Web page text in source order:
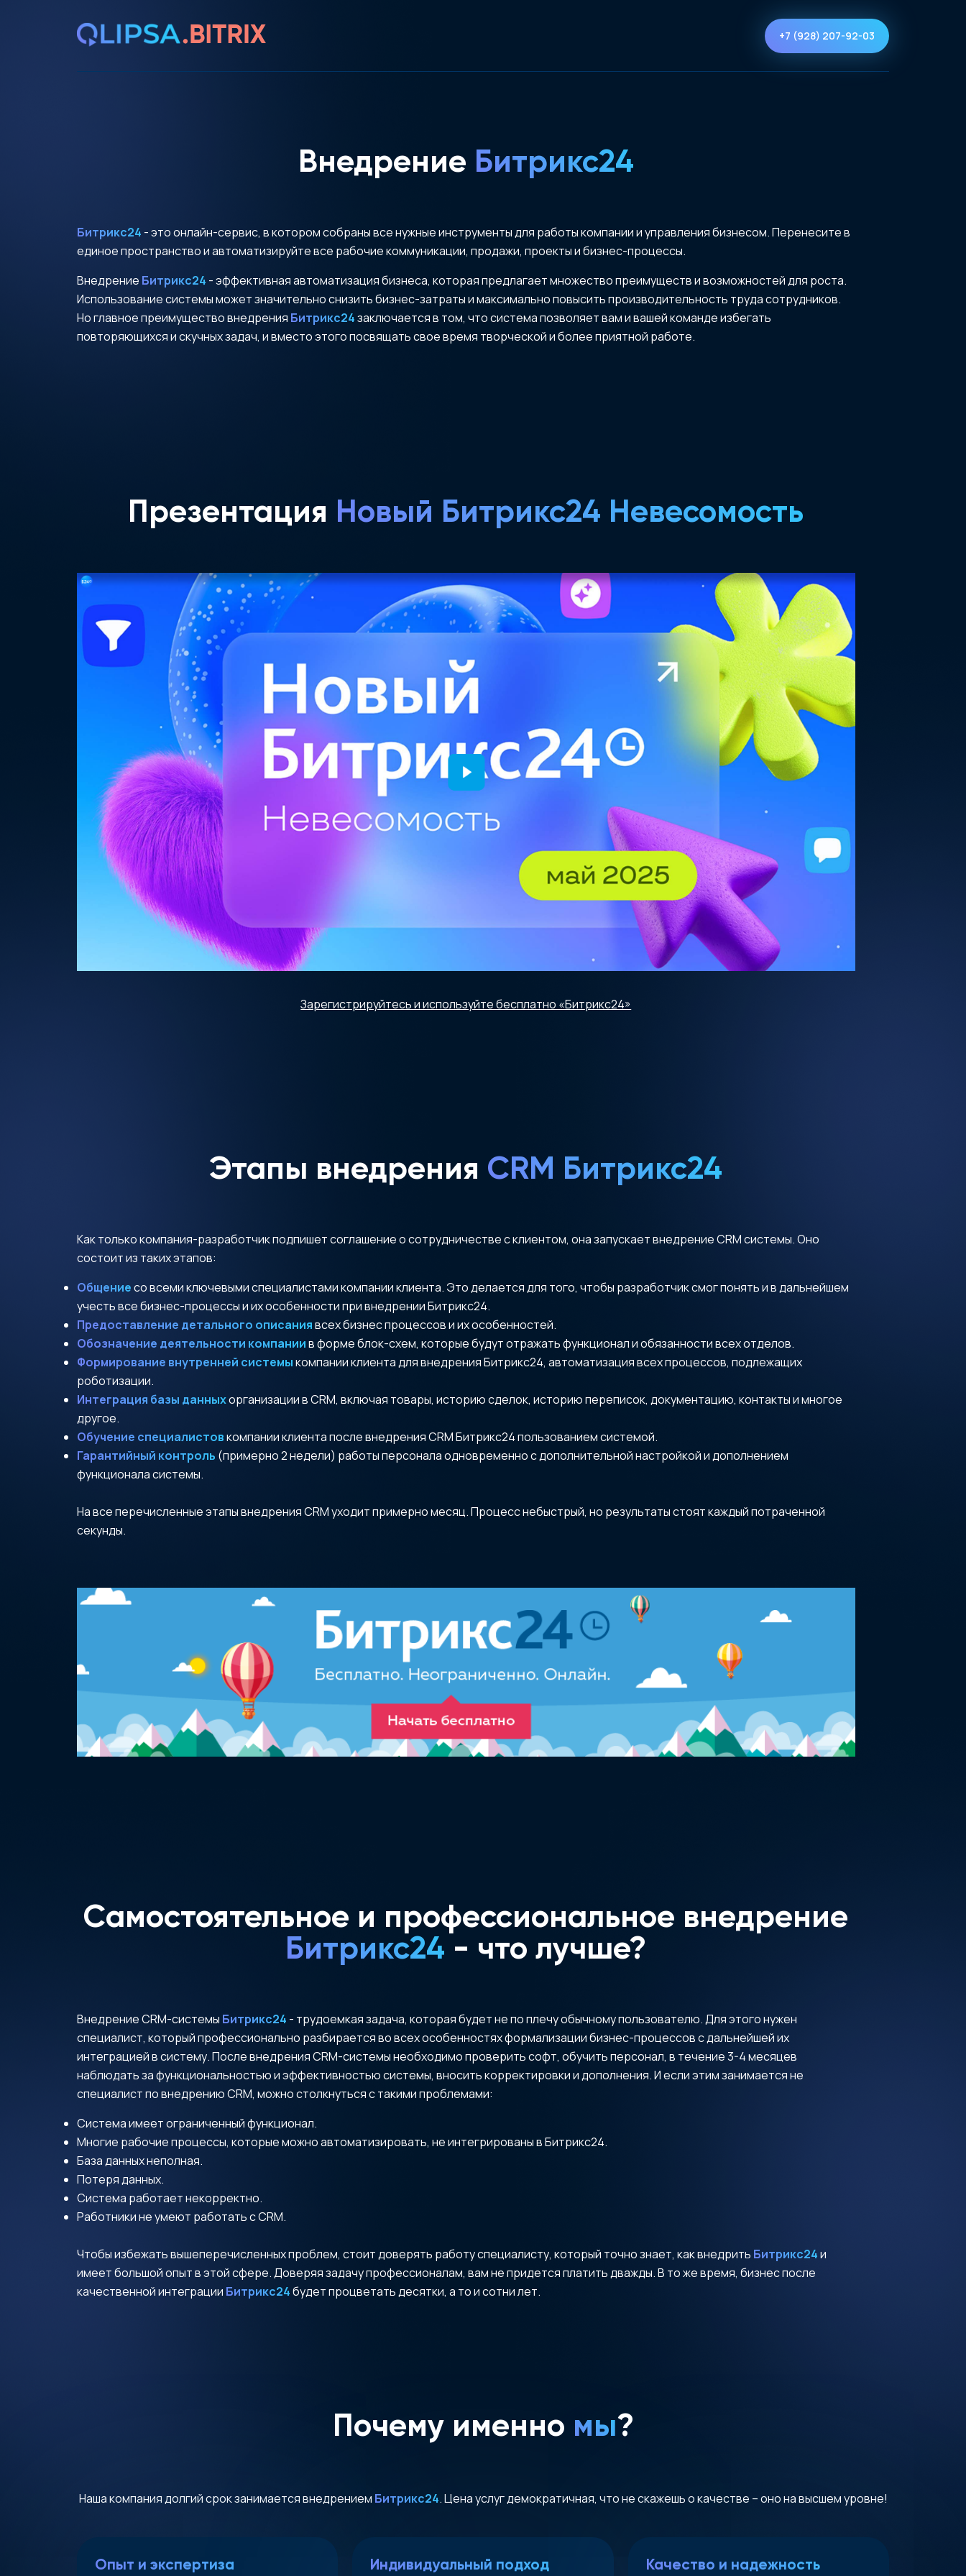
+7 (928) 207-92-03
Внедрение Битрикс24
Битрикс24 - это онлайн-сервис, в котором собраны все нужные инструменты для работы компании и управления бизнесом. Перенесите в
единое пространство и автоматизируйте все рабочие коммуникации, продажи, проекты и бизнес-процессы.
Внедрение Битрикс24 - эффективная автоматизация бизнеса, которая предлагает множество преимуществ и возможностей для роста.
Использование системы может значительно снизить бизнес-затраты и максимально повысить производительность труда сотрудников.
Но главное преимущество внедрения Битрикс24заключается в том, что система позволяет вам и вашей команде избегать
повторяющихся и скучных задач, и вместо этого посвящать свое время творческой и более приятной работе.
Презентация Новый Битрикс24 Невесомость
Зарегистрируйтесь и используйте бесплатно «Битрикс24»
Этапы внедрения CRM Битрикс24
Как только компания-разработчик подпишет соглашение о сотрудничестве с клиентом, она запускает внедрение CRM системы. Оно
состоит из таких этапов:
Общениесо всеми ключевыми специалистами компании клиента. Это делается для того, чтобы разработчик смог понять и в дальнейшем
учесть все бизнес-процессы и их особенности при внедрении Битрикс24.
Предоставление детального описаниявсех бизнес процессов и их особенностей.
Обозначение деятельности компаниив форме блок-схем, которые будут отражать функционал и обязанности всех отделов.
Формирование внутренней системыкомпании клиента для внедрения Битрикс24, автоматизация всех процессов, подлежащих
роботизации.
Интеграция базы данныхорганизации в CRM, включая товары, историю сделок, историю переписок, документацию, контакты и многое
другое.
Обучение специалистовкомпании клиента после внедрения CRM Битрикс24 пользованием системой.
Гарантийный контроль (примерно 2 недели) работы персонала одновременно с дополнительной настройкой и дополнением
функционала системы.
На все перечисленные этапы внедрения CRM уходит примерно месяц. Процесс небыстрый, но результаты стоят каждый потраченной
секунды.
Самостоятельное и профессиональное внедрение
Битрикс24 - что лучше?
Внедрение CRM-системы Битрикс24 - трудоемкая задача, которая будет не по плечу обычному пользователю. Для этого нужен
специалист, который профессионально разбирается во всех особенностях формализации бизнес-процессов с дальнейшей их
интеграцией в систему. После внедрения CRM-системы необходимо проверить софт, обучить персонал, в течение 3-4 месяцев
наблюдать за функциональностью и эффективностью системы, вносить корректировки и дополнения. И если этим занимается не
специалист по внедрению CRM, можно столкнуться с такими проблемами:
Система имеет ограниченный функционал.
Многие рабочие процессы, которые можно автоматизировать, не интегрированы в Битрикс24.
База данных неполная.
Потеря данных.
Система работает некорректно.
Работники не умеют работать с CRM.
Чтобы избежать вышеперечисленных проблем, стоит доверять работу специалисту, который точно знает, как внедрить Битрикс24и
имеет большой опыт в этой сфере. Доверяя задачу профессионалам, вам не придется платить дважды. В то же время, бизнес после
качественной интеграции Битрикс24будет процветать десятки, а то и сотни лет.
Почему именно мы?
Наша компания долгий срок занимается внедрением Битрикс24. Цена услуг демократичная, что не скажешь о качестве – оно на высшем уровне!
Опыт и экспертиза Индивидуальный подход Качество и надежность